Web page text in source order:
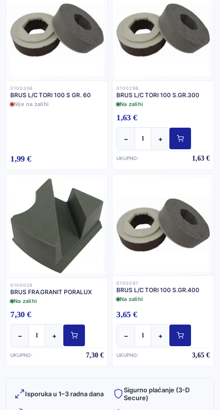
0100306
BRUS L/C TORI 100 S GR. 60
Nije na zalihi
1,99 €
0100296
BRUS L/C TORI 100 S.GR.300
Na zalihi
1,63 €
− +
UKUPNO: 1,63 €
0100028
BRUS FRA.GRANIT PORALUX
Na zalihi
7,30 €
− +
UKUPNO: 7,30 €
0100297
BRUS L/C TORI 100 S.GR.400
Na zalihi
3,65 €
− +
UKUPNO: 3,65 €
Isporuka u 1–3 radna dana
Sigurno plaćanje (3-D
Secure)